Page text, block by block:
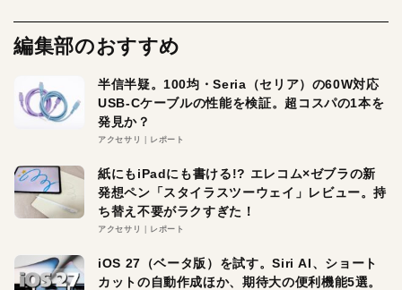
編集部のおすすめ
半信半疑。100均・Seria（セリア）の60W対応
USB-Cケーブルの性能を検証。超コスパの1本を
発見か？
アクセサリ レポート
紙にもiPadにも書ける!? エレコム×ゼブラの新
発想ペン「スタイラスツーウェイ」レビュー。持
ち替え不要がラクすぎた！
アクセサリ レポート
iOS 27（ベータ版）を試す。Siri AI、ショート
カットの自動作成ほか、期待大の便利機能5選。